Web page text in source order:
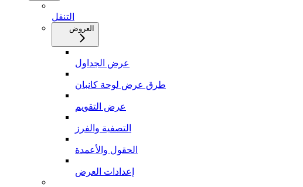
التنقل
العروض
عرض الجداول
طرق عرض لوحة كانبان
عرض التقويم
التصفية والفرز
الحقول والأعمدة
إعدادات العرض